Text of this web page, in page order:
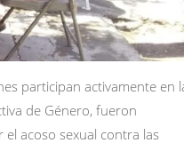
participan activamente en
de Género, fueron
acoso sexual contra las